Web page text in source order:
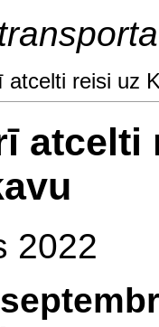
atcelti reisi uz
2022